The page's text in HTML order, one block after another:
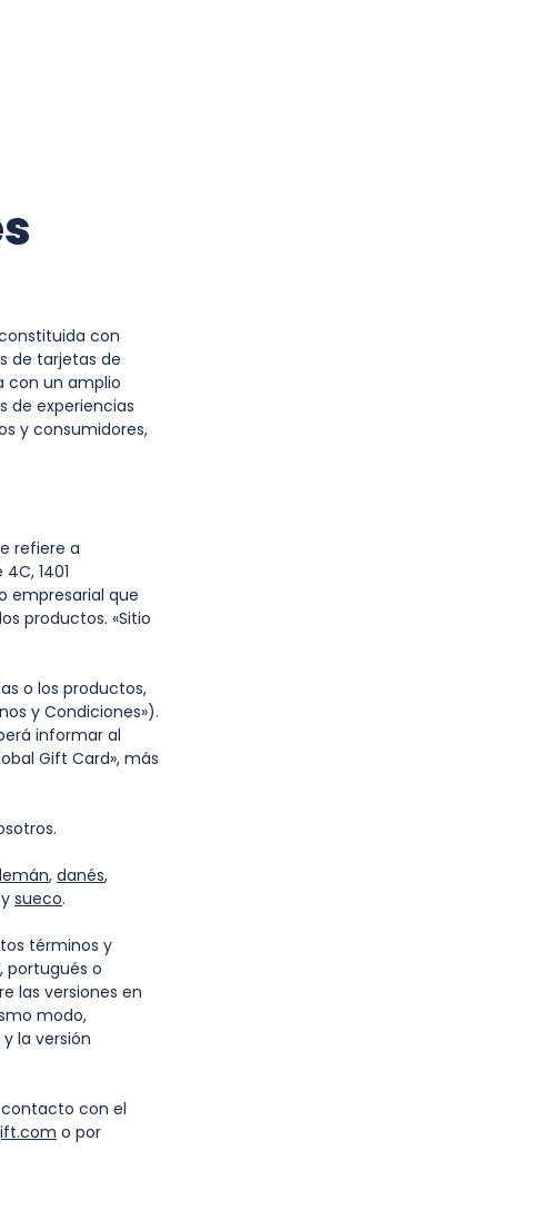
con
de tarjetas de
con un amplio
de experiencias
y consumidores,
refiere a
1401
empresarial que
productos. «Sitio
o los productos,
y Condiciones»).
informar al
Gift Card», más
, danés,
y sueco.
términos y
portugués o
las versiones en
modo,
la versión
con el
o por